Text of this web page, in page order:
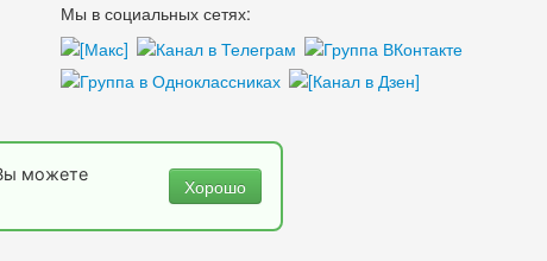
Мы в социальных сетях:
можете
Хорошо